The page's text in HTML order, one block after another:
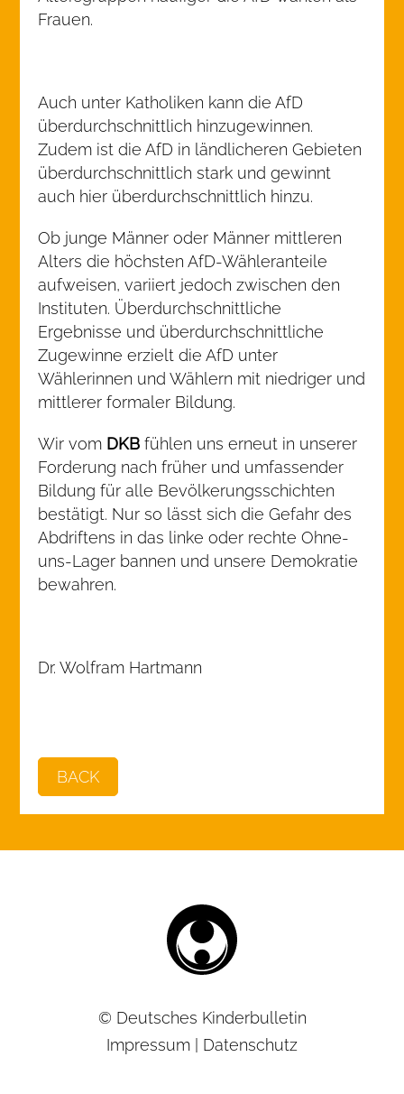
Frauen.
Auch unter Katholiken kann die AfD
überdurchschnittlich hinzugewinnen.
Zudem ist die AfD in ländlicheren Gebieten
überdurchschnittlich stark und gewinnt
auch hier überdurchschnittlich hinzu.
Ob junge Männer oder Männer mittleren
Alters die höchsten AfD-Wähleranteile
aufweisen, variiert jedoch zwischen den
Instituten. Überdurchschnittliche
Ergebnisse und überdurchschnittliche
Zugewinne erzielt die AfD unter
Wählerinnen und Wählern mit niedriger und
mittlerer formaler Bildung.
Wir vom DKB fühlen uns erneut in unserer
Forderung nach früher und umfassender
Bildung für alle Bevölkerungsschichten
bestätigt. Nur so lässt sich die Gefahr des
Abdriftens in das linke oder rechte Ohne-
uns-Lager bannen und unsere Demokratie
bewahren.
Dr. Wolfram Hartmann
BACK
© Deutsches Kinderbulletin
Impressum
Datenschutz